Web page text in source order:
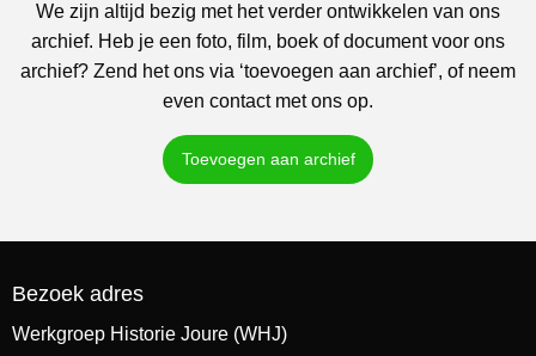
We zijn altijd bezig met het verder ontwikkelen van ons
archief. Heb je een foto, film, boek of document voor ons
archief? Zend het ons via ‘toevoegen aan archief’, of neem
even contact met ons op.
Toevoegen aan archief
Bezoek adres
Werkgroep Historie Joure (WHJ)